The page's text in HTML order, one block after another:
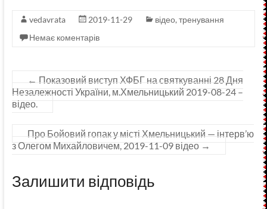
vedavrata 2019-11-29 відео, тренування
Немає коментарів
← Показовий виступ ХФБГ на святкуванні 28 Дня
Незалежності України, м.Хмельницький 2019-08-24 –
відео.
Про Бойовий гопак у місті Хмельницький — інтерв’ю
з Олегом Михайловичем, 2019-11-09 відео →
Залишити відповідь